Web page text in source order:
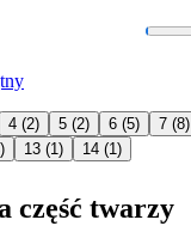
4 (2) 5 (2) 6 (5) 7 (8)
13 (1) 14 (1)
część twarzy